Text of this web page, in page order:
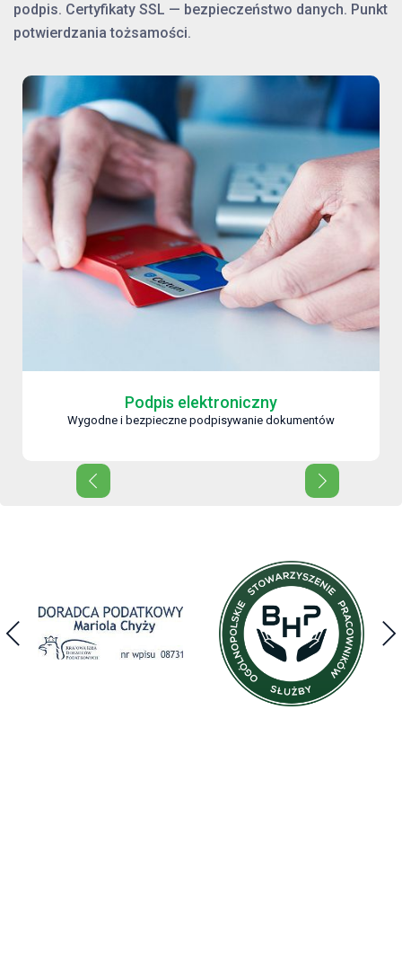
podpis. Certyfikaty SSL — bezpieczeństwo danych. Punkt
potwierdzania tożsamości.
Podpis elektroniczny
Wygodne i bezpieczne podpisywanie dokumentów